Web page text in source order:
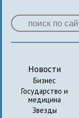
Новости
Бизнес
Государство и
медицина
Звезды